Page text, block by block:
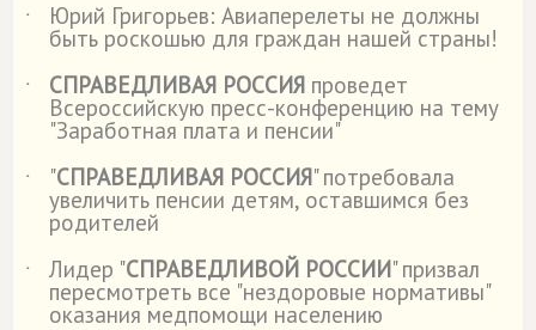
˙
Юрий Григорьев: Авиаперелеты не должны
быть роскошью для граждан нашей страны!
˙
СПРАВЕДЛИВАЯ РОССИЯ проведет
Всероссийскую пресс-конференцию на тему
"Заработная плата и пенсии"
˙
"СПРАВЕДЛИВАЯ РОССИЯ" потребовала
увеличить пенсии детям, оставшимся без
родителей
˙
Лидер "СПРАВЕДЛИВОЙ РОССИИ" призвал
пересмотреть все "нездоровые нормативы"
оказания медпомощи населению